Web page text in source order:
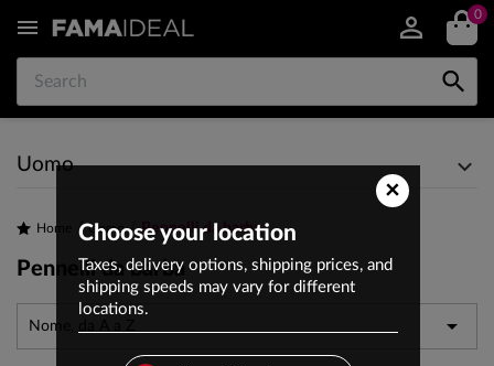
 0

Uomo
Home Uomo Pennelli da barba
Pennelli da barba
Nome, da A a Z 
×
Choose your location
Taxes, delivery options, shipping prices, and
shipping speeds may vary for different
locations.